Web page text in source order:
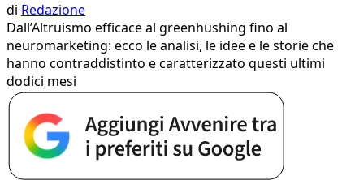
di Redazione
Dall’Altruismo efficace al greenhushing fino al
neuromarketing: ecco le analisi, le idee e le storie che
hanno contraddistinto e caratterizzato questi ultimi
dodici mesi